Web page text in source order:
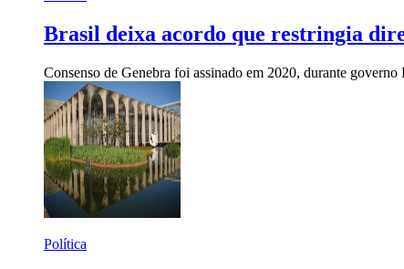
Brasil deixa acordo que restringia
Consenso de Genebra foi assinado em 2020, durante
Política